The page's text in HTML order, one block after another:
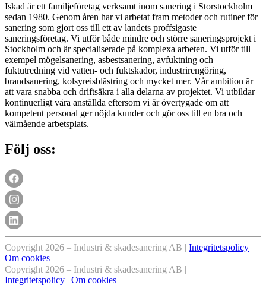
Iskad är ett familjeföretag verksamt inom sanering i Storstockholm
sedan 1980. Genom åren har vi arbetat fram metoder och rutiner för
sanering som gjort oss till ett av landets proffsigaste
saneringsföretag. Vi utför både mindre och större saneringsprojekt i
Stockholm och är specialiserade på komplexa arbeten. Vi utför till
exempel mögelsanering, asbestsanering, avfuktning och
fuktutredning vid vatten- och fuktskador, industrirengöring,
brandsanering, kolsyreisblästring och mycket mer. Vår ambition är
att vara snabba och driftsäkra i alla delarna av projektet. Vi utbildar
kontinuerligt våra anställda eftersom vi är övertygade om att
kompetent personal ger nöjda kunder och gör oss till en bra och
välmående arbetsplats.
Följ oss:
Copyright 2026 – Industri & skadesanering AB | Integritetspolicy |
Om cookies
Copyright 2026 – Industri & skadesanering AB |
Integritetspolicy | Om cookies